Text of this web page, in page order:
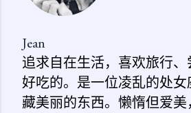
Jean
追求自在生活，喜欢旅行
好吃的。是一位凌乱的处
藏美丽的东西。懒惰但爱